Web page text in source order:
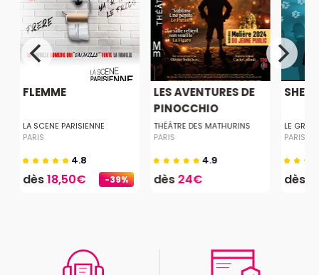
-39%
FLEMME
LA SCENE PARISIENNE
PARIS
4.8
dès18,50€
LES AVENTURES DE
PINOCCHIO
THÉÂTRE DES MATHURINS
PARIS
4.9
dès24€
LE
PARIS
dès